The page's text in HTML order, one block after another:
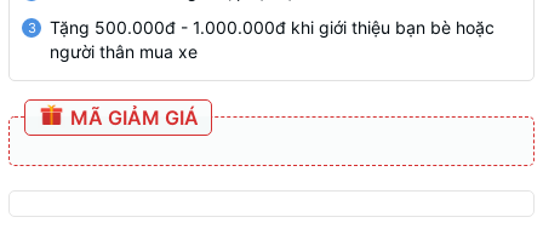
3
Tặng 500.000đ - 1.000.000đ khi giới thiệu bạn bè hoặc
người thân mua xe
MÃ GIẢM GIÁ